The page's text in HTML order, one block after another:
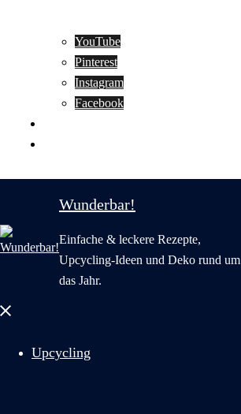
YouTube
Pinterest
Instagram
Facebook
Wunderbar!
Einfache & leckere Rezepte,
Upcycling-Ideen und Deko rund um
das Jahr.
Menü
Upcycling